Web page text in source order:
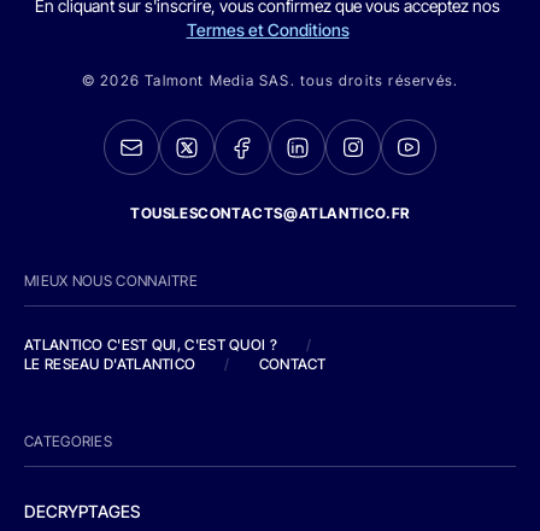
En cliquant sur s'inscrire, vous confirmez que vous acceptez nos
Termes et Conditions
© 2026 Talmont Media SAS. tous droits réservés.
TOUSLESCONTACTS@ATLANTICO.FR
MIEUX NOUS CONNAITRE
ATLANTICO C'EST QUI, C'EST QUOI ?
/
LE RESEAU D'ATLANTICO
/ CONTACT
CATEGORIES
DECRYPTAGES